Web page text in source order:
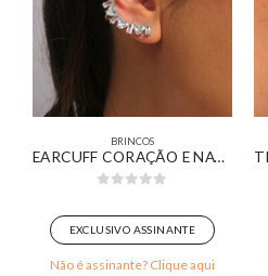
BRINCOS
EARCUFF CORAÇÃO E NAVETE CRISTAL BANHADO EM OURO BRANCO
EXCLUSIVO ASSINANTE
Não é assinante? Clique aqui